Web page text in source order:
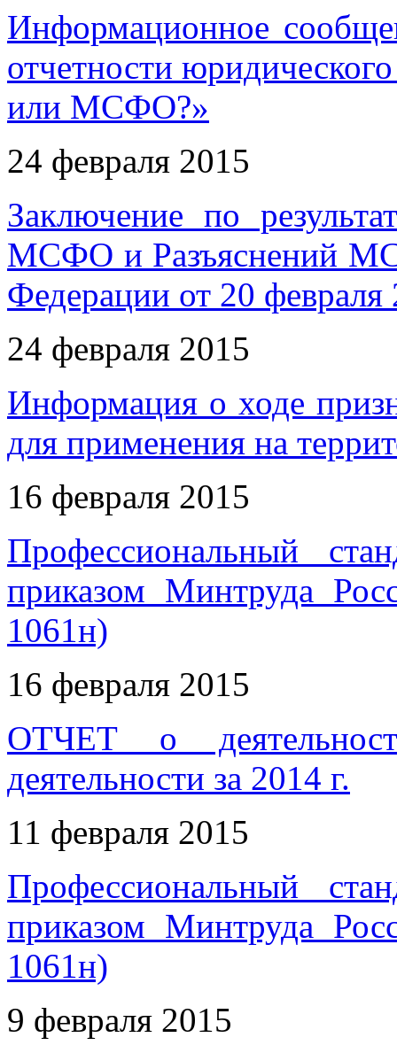
Информационное
отчетности
или МСФО?»
24 февраля 2015
Заключение по
МСФО и Разъяснений
Федерации от 20 февраля
24 февраля 2015
Информация о ходе
для применения на
16 февраля 2015
Профессиональный
приказом Минтруда
1061н)
16 февраля 2015
ОТЧЕТ о
деятельности за 2014 г.
11 февраля 2015
Профессиональный
приказом Минтруда
1061н)
9 февраля 2015